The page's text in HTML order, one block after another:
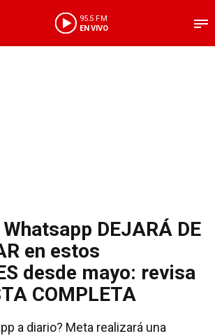
95.5 FM
EN VIVO
DEJARÁ DE
en estos
desde mayo: revisa
COMPLETA
a diario? Meta realizará una